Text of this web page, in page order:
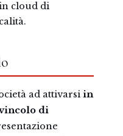
cloud di
ad attivarsi in
di